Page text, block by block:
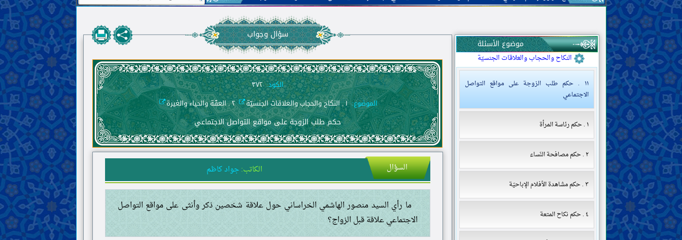
سؤال وجواب
الكود: ٣٧٢
الموضوع: ١ . النكاح والحجاب والعلاقات الجنسيّة ٢ . العفّة والحياء والغيرة
حكم طلب الزوجة على مواقع التواصل الاجتماعي
السؤال الكاتب: جواد كاظم
ما رأي السيد منصور الهاشمي الخراساني حول علاقة شخصين ذكر وأنثى على مواقع التواصل
الاجتماعي علاقة قبل الزواج؟
موضوع الأسئلة
البيع والإجارة والرهن
والصلح
الضمان والكفالة والوكالة
النكاح والحجاب والعلاقات الجنسيّة
١١ . حكم طلب الزوجة على مواقع التواصل
الاجتماعي
١ . حكم رئاسة المرأة
٢ . حكم مصافحة النّساء
٣ . حكم مشاهدة الأفلام الإباحيّة
٤ . حكم نكاح المتعة